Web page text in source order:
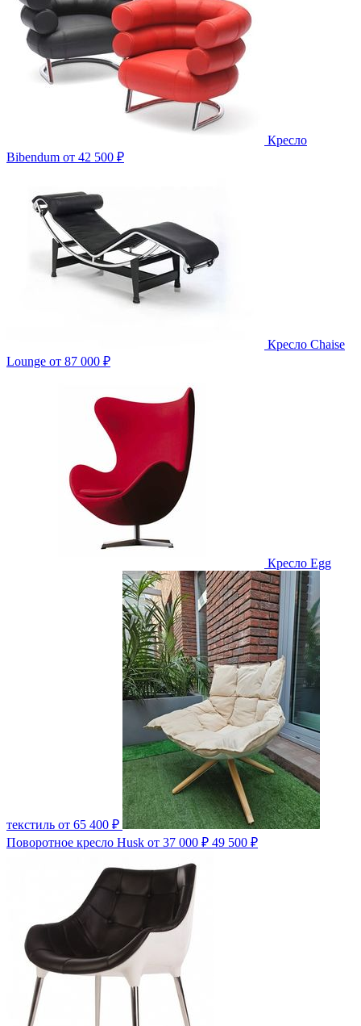
Кресло
Bibendum от 42 500 ₽
Кресло Chaise
Lounge от 87 000 ₽
Кресло Egg
текстиль от 65 400 ₽
Поворотное кресло Husk от 37 000 ₽ 49 500 ₽